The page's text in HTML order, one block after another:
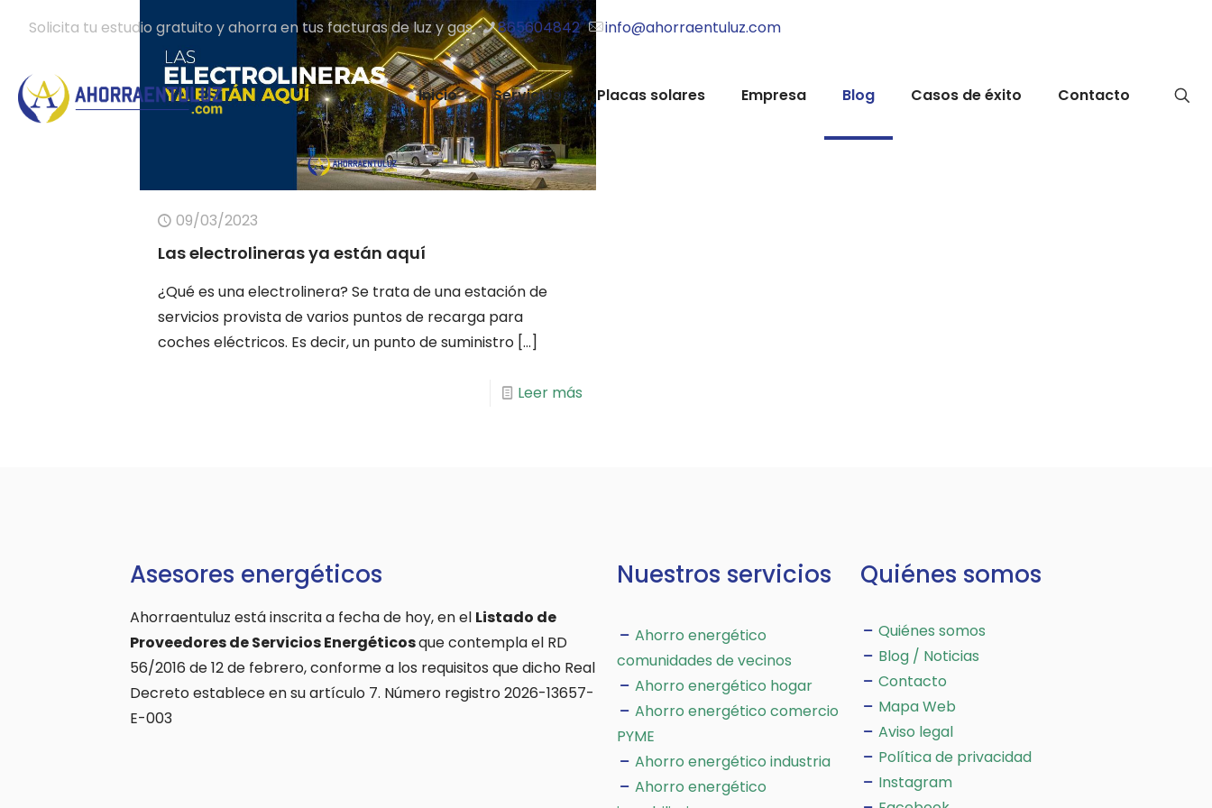
Solicita tu estudio gratuito y ahorra en tus facturas de luz y gas 865604842 info@ahorraentuluz.com
Inicio Servicios Placas solares Empresa Blog Casos de éxito Contacto
09/03/2023
Las electrolineras ya están aquí
¿Qué es una electrolinera? Se trata de una estación de
servicios provista de varios puntos de recarga para
coches eléctricos. Es decir, un punto de suministro[…]
Leer más
Asesores energéticos
Ahorraentuluz está inscrita a fecha de hoy, en el Listado de
Proveedores de Servicios Energéticosque contempla el RD
56/2016 de 12 de febrero, conforme a los requisitos que dicho Real
Decreto establece en su artículo 7. Número registro 2026-13657-
E-003
Nuestros servicios
Ahorro energético
comunidades de vecinos
Ahorro energético hogar
Ahorro energético comercio
PYME
Ahorro energético industria
Ahorro energético
Quiénes somos
Quiénes somos
Blog / Noticias
Contacto
Mapa Web
Aviso legal
Política de privacidad
Instagram